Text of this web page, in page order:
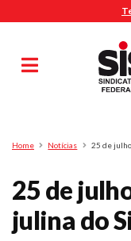
Pesquisa
Home Notícias 25 de
25 de
julina do
MENU
Sindicalize-se
Diretoria
O Sindicato
Agenda